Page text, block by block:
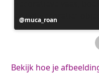
Bericht
gepubliceerd
muca_roan
Bekijk hoe je